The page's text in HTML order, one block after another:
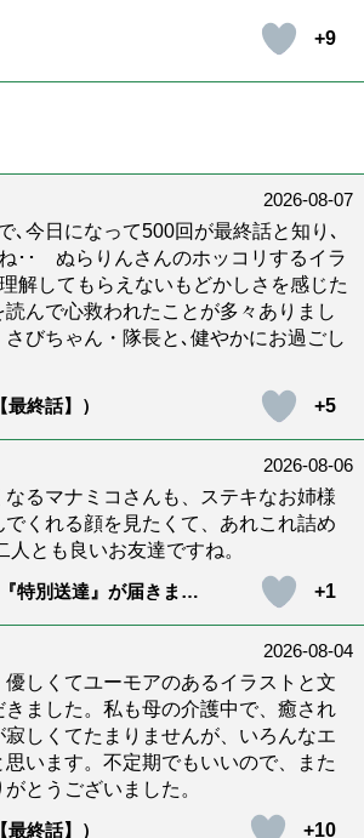
+9
2026-08-07
､今日になって500回が最終話と知り､
･･ ぬらりんさんのホッコリするイラ
してもらえないもどかしさを感じた
んで心救われたことが多々ありまし
びちゃん・隊長と､健やかにお過ごし
終話】）
+5
2026-08-06
るマナミコさんも、ステキなお姉様
くれる顔を見たくて、あれこれ詰め
とも良いお友達ですね。
特別送達』が届きまし
+1
2026-08-04
しくてユーモアのあるイラストと文
ました。私も母の介護中で、癒され
しくてたまりませんが、いろんなエ
います。不定期でもいいので、また
とうございました。
終話】）
+10